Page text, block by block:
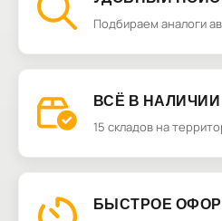
Подбираем аналоги
ВСЁ В НАЛИЧИИ
15 складов на
БЫСТРОЕ